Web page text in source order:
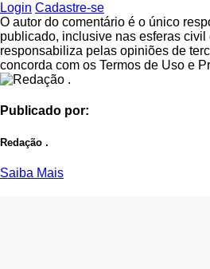
Login Cadastre-se
O autor do comentário é o único
publicado, inclusive nas esferas
responsabiliza pelas opiniões de
concorda com os Termos de Uso e
Publicado por:
Redação .
Saiba Mais